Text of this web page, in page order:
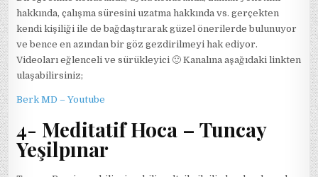
hakkında, çalışma süresini uzatma hakkında vs. gerçekten
kendi kişiliği ile de bağdaştırarak güzel önerilerde bulunuyor
ve bence en azından bir göz gezdirilmeyi hak ediyor.
Videoları eğlenceli ve sürükleyici 🙂 Kanalına aşağıdaki linkten
ulaşabilirsiniz;
Berk MD – Youtube
4- Meditatif Hoca – Tuncay
Yeşilpınar